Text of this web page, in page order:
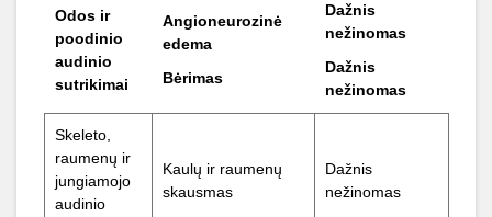
Odos ir
poodinio
audinio
sutrikimai
Angioneurozinė
edema
Bėrimas
Dažnis
nežinomas
Dažnis
nežinomas
Skeleto,
raumenų ir
jungiamojo
audinio
Kaulų ir raumenų
skausmas
Dažnis
nežinomas